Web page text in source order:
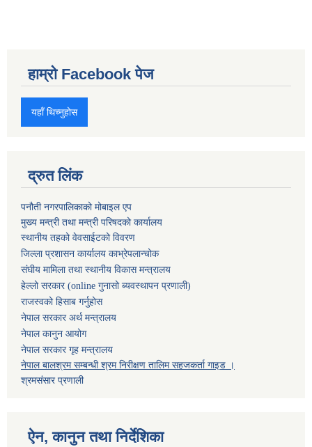
हाम्रो Facebook पेज
यहाँ थिच्नुहोस
द्रुत लिंक
पनौती नगरपालिकाको मोबाइल एप
मुख्य मन्त्री तथा मन्त्री परिषदको कार्यालय
स्थानीय तहको वेवसाईटको विवरण
जिल्ला प्रशासन कार्यालय काभ्रेपलान्चोक
संघीय मामिला तथा स्थानीय विकास मन्त्रालय
हेल्लो सरकार (online गुनासो ब्यवस्थापन प्रणाली)
राजस्वको हिसाब गर्नुहोस
नेपाल सरकार अर्थ मन्त्रालय
नेपाल कानुन आयोग
नेपाल सरकार गृह मन्त्रालय
नेपाल बालश्रम सम्बन्धी श्रम निरीक्षण तालिम सहजकर्ता गाइड ।
श्रमसंसार प्रणाली
ऐन, कानुन तथा निर्देशिका